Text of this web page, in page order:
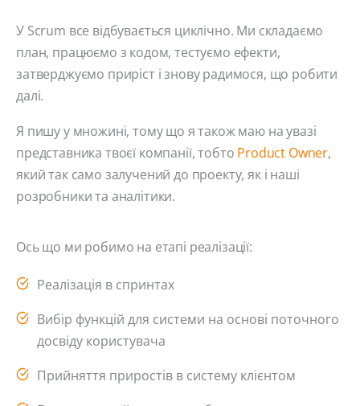
У Scrum все відбувається циклічно. Ми складаємо
план, працюємо з кодом, тестуємо ефекти,
затверджуємо приріст і знову радимося, що робити
далі.
Я пишу у множині, тому що я також маю на увазі
представника твоєї компанії, тобто Product Owner,
який так само залучений до проекту, як і наші
розробники та аналітики.
Ось що ми робимо на етапі реалізації:
Реалізація в спринтах
Вибір функцій для системи на основі поточного
досвіду користувача
Прийняття приростів в систему клієнтом